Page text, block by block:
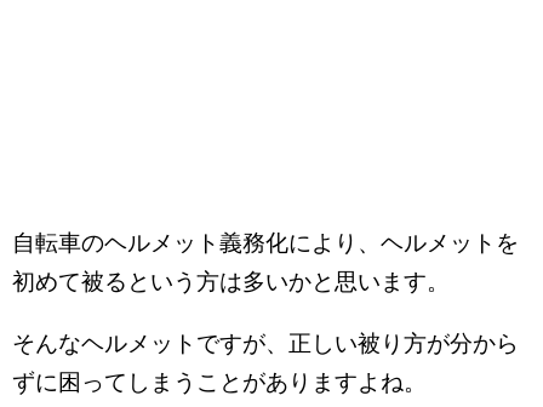
自転車のヘルメット義務化により、ヘルメットを
初めて被るという方は多いかと思います。
そんなヘルメットですが、正しい被り方が分から
ずに困ってしまうことがありますよね。